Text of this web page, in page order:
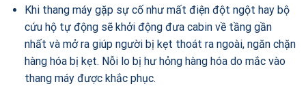
Khi thang máy gặp sự cố như mất điện đột ngột hay bộ
cứu hộ tự động sẽ khởi động đưa cabin về tầng gần
nhất và mở ra giúp người bị kẹt thoát ra ngoài, ngăn chặn
hàng hóa bị kẹt. Nỗi lo bị hư hỏng hàng hóa do mắc vào
thang máy được khắc phục.